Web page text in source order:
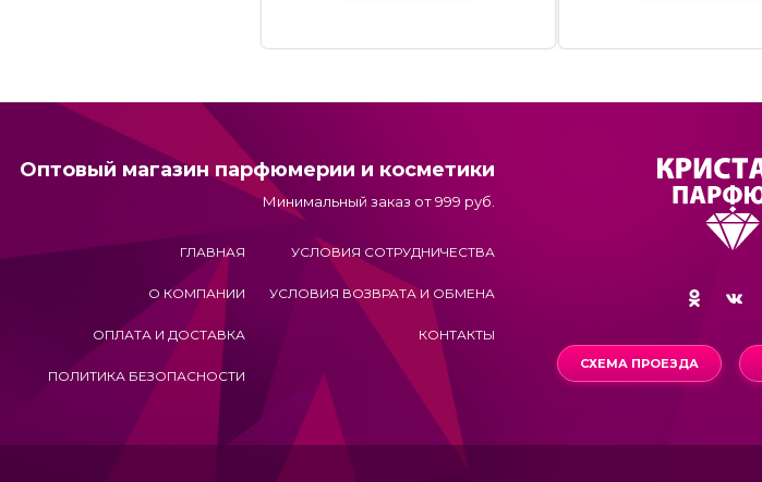
Оптовый магазин парфюмерии и косметики
Минимальный заказ от 999 руб.
ГЛАВНАЯ
О КОМПАНИИ
ОПЛАТА И ДОСТАВКА
ПОЛИТИКА БЕЗОПАСНОСТИ
УСЛОВИЯ СОТРУДНИЧЕСТВА
УСЛОВИЯ ВОЗВРАТА И ОБМЕНА
КОНТАКТЫ
СХЕМА ПРОЕЗДА